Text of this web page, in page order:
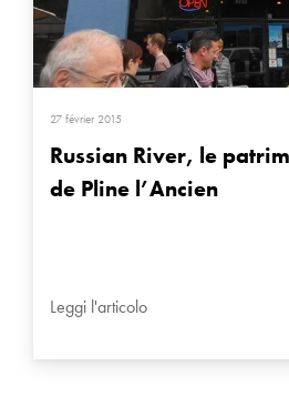
27 février 2015
Russian River, le
de Pline l’Ancien
Leggi l'articolo